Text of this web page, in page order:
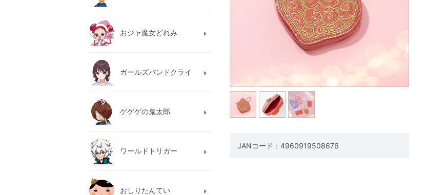
JANコード：4960919508676
おジャ魔女どれみ
ガールズバンドクライ
ゲゲゲの鬼太郎
ワールドトリガー
おしりたんてい